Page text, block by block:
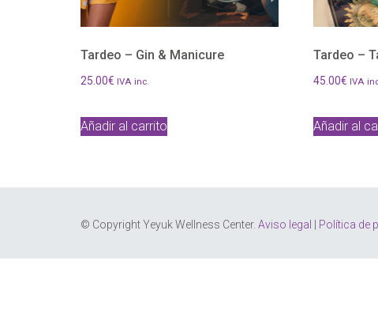
Tardeo – Gin & Manicure
25.00€ IVA inc.
Añadir al carrito
Tardeo –
45.00€ IVA
Añadir al
© Copyright Yeyuk Wellness Center. Aviso legal Política de